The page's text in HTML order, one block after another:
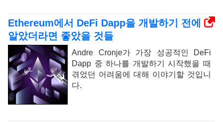
Ethereum에서 DeFi Dapp을 개발하기 전에
알았더라면 좋았을 것들
Andre Cronje가 가장 성공적인 DeFi
Dapp 중 하나를 개발하기 시작했을 때
겪었던 어려움에 대해 이야기할 것입니
다.